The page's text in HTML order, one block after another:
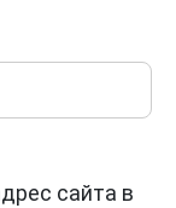
сайта в